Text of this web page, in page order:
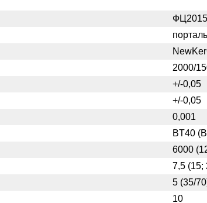
2000/
+/-0,05
+/-0,05
0,001
BT40
6000
7,5 (15;
5 (35/
10